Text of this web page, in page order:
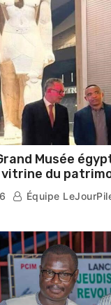
Musée
vitrine du
auprès des
Équipe